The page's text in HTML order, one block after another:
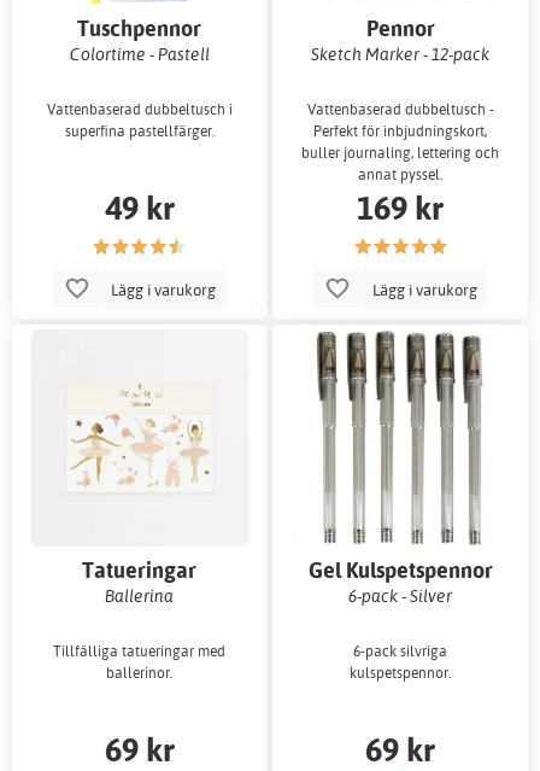
Tuschpennor
Colortime - Pastell
Vattenbaserad dubbeltusch i
superfina pastellfärger.
49 kr
Lägg i varukorg
Pennor
Sketch Marker - 12-pack
Vattenbaserad dubbeltusch -
Perfekt för inbjudningskort,
buller journaling, lettering och
annat pyssel.
169 kr
Lägg i varukorg
Tatueringar
Ballerina
Tillfälliga tatueringar med
ballerinor.
69 kr
Gel Kulspetspennor
6-pack - Silver
6-pack silvriga
kulspetspennor.
69 kr